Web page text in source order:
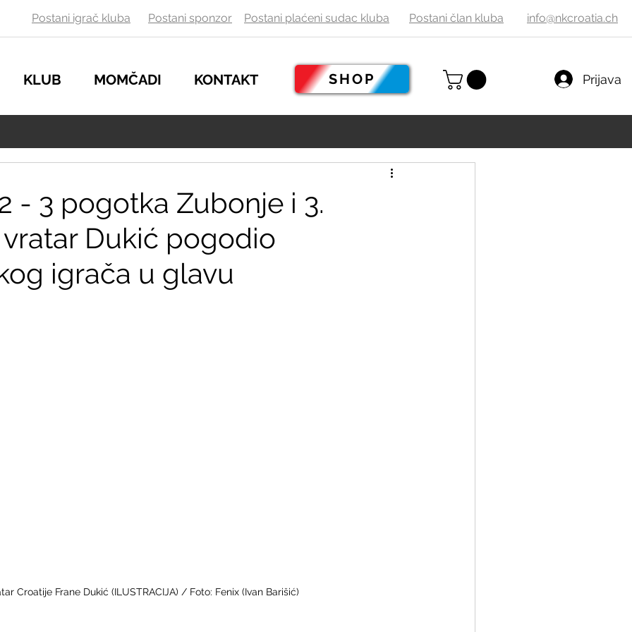
Postani igrač kluba Postani sponzor Postani plaćeni sudac kluba Postani član kluba info@nkcroatia.ch
KLUB MOMČADI KONTAKT SHOP Prijava
- 3 pogotka Zubonje i 3.
Dukić pogodio
igrača u glavu
Croatije Frane Dukić (ILUSTRACIJA) / Foto: Fenix (Ivan Barišić)